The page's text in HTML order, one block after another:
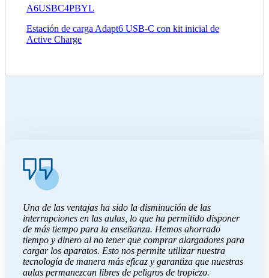
A6USBC4PBYL
Estación de carga Adapt6 USB-C con kit inicial de
Active Charge
Una de las ventajas ha sido la disminución de las
interrupciones en las aulas, lo que ha permitido disponer
de más tiempo para la enseñanza. Hemos ahorrado
tiempo y dinero al no tener que comprar alargadores para
cargar los aparatos. Esto nos permite utilizar nuestra
tecnología de manera más eficaz y garantiza que nuestras
aulas permanezcan libres de peligros de tropiezo.